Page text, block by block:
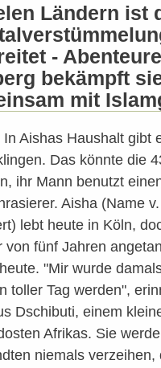
Ländern ist
-
bekämpft
mit
In Aishas Haushalt gibt
Das könnte die
ihr Mann benutzt
Aisha (Name
lebt heute in Köln,
von fünf Jahren
"Mir wurde
toller Tag werden",
Dschibuti, einem
Afrikas. Sie
niemals verzeihen,